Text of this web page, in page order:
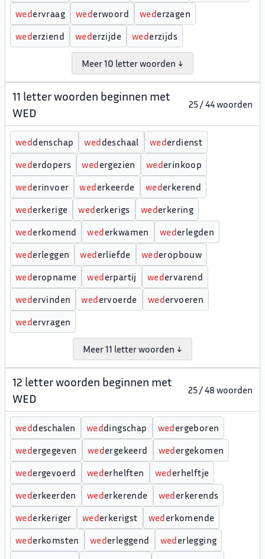
wedervraag wederwoord wederzagen
wederziend wederzijde wederzijds
Meer 10 letter woorden ↓
11 letter woorden beginnen met
WED
25 / 44 woorden
weddenschap weddeschaal wederdienst
wederdopers wedergezien wederinkoop
wederinvoer wederkeerde wederkerend
wederkerige wederkerigs wederkering
wederkomend wederkwamen wederlegden
wederleggen wederliefde wederopbouw
wederopname wederpartij wedervarend
wedervinden wedervoerde wedervoeren
wedervragen
Meer 11 letter woorden ↓
12 letter woorden beginnen met
WED
25 / 48 woorden
weddeschalen weddingschap wedergeboren
wedergegeven wedergekeerd wedergekomen
wedergevoerd wederhelften wederhelftje
wederkeerden wederkerende wederkerends
wederkeriger wederkerigst wederkomende
wederkomsten wederleggend wederlegging